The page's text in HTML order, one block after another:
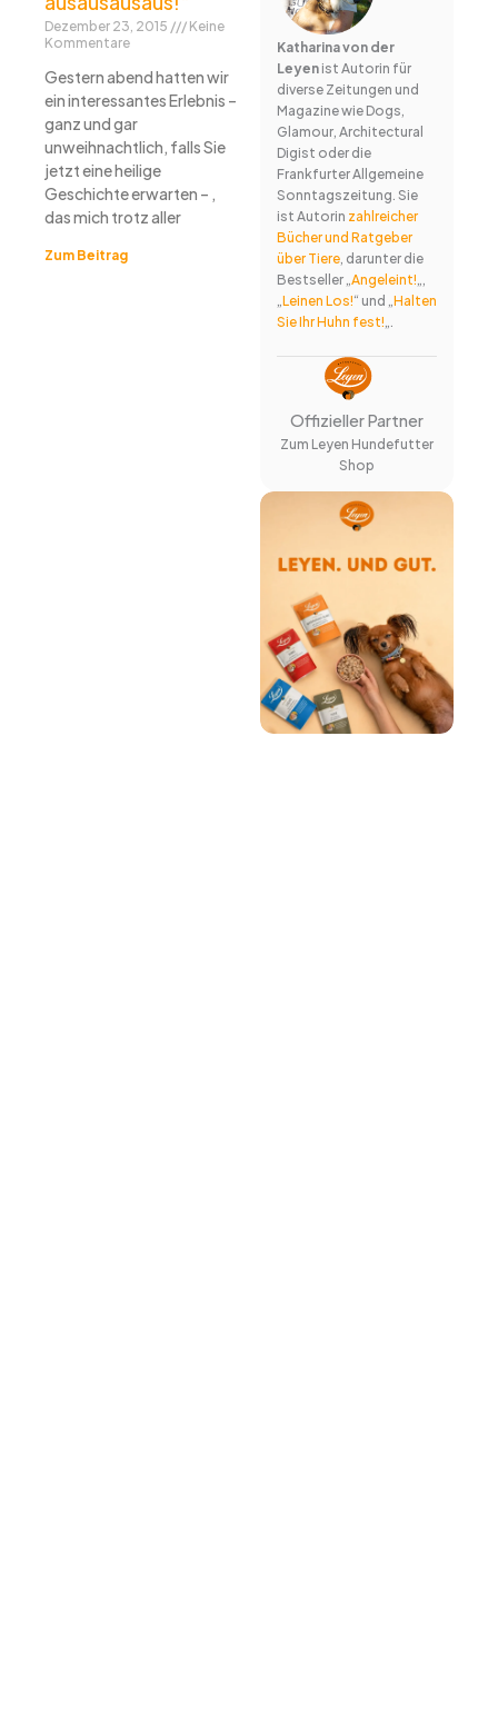
Dezember 23, 2015
Keine
Kommentare
Gestern abend hatten wir
ein interessantes Erlebnis –
ganz und gar
unweihnachtlich, falls Sie
jetzt eine heilige
Geschichte erwarten – ,
das mich trotz aller
Zum Beitrag
Katharina von der
Leyenist Autorin für
diverse Zeitungen und
Magazine wie Dogs,
Glamour, Architectural
Digist oder die
Frankfurter Allgemeine
Sonntagszeitung. Sie
ist Autorin zahlreicher
Bücher und Ratgeber
über Tiere, darunter die
Bestseller „Angeleint!„,
„Leinen Los!“ und „Halten
Sie Ihr Huhn fest!„.
Offizieller Partner
Zum Leyen Hundefutter
Shop